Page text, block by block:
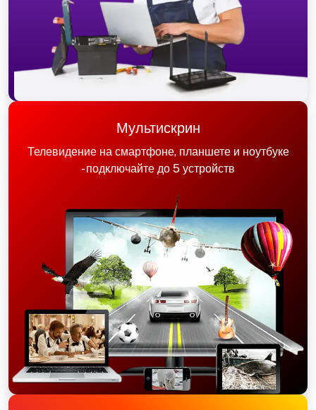
Мультискрин
Телевидение на смартфоне, планшете и ноутбуке
- подключайте до 5 устройств